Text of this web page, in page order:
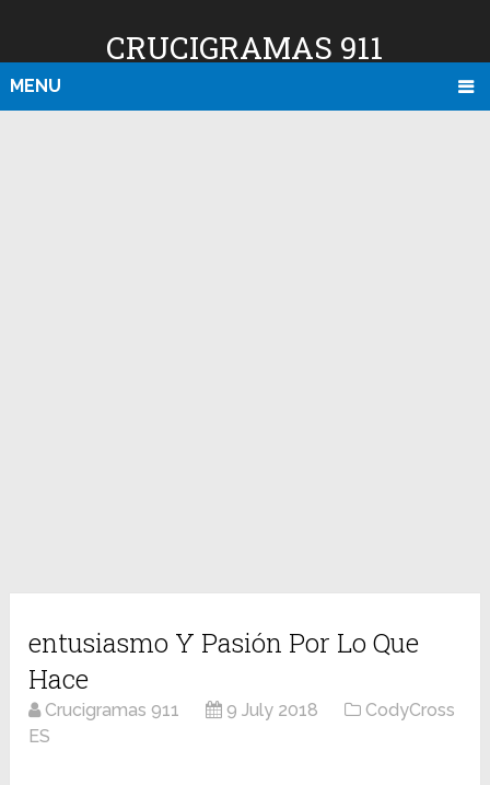
CRUCIGRAMAS 911
MENU
entusiasmo Y Pasión Por Lo Que
Hace
Crucigramas 911 9 July 2018
CodyCross
ES